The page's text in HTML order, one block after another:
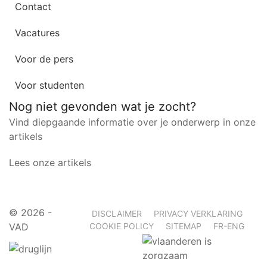
Contact
Vacatures
Voor de pers
Voor studenten
Nog niet gevonden wat je zocht?
Vind diepgaande informatie over je onderwerp in onze
artikels
Lees onze artikels
© 2026 -
VAD
DISCLAIMER
PRIVACY VERKLARING
COOKIE POLICY
SITEMAP FR-ENG